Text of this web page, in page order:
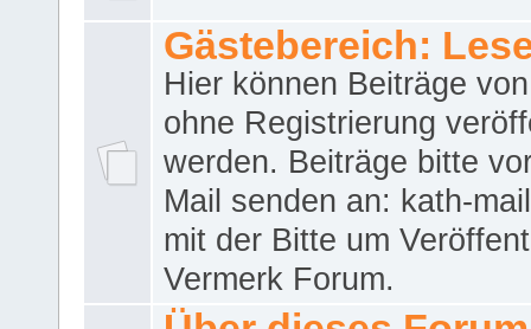
Gästebereich:
Hier können Beiträge
ohne Registrierung
werden. Beiträge bitte
Mail senden an: kath-
mit der Bitte um
Vermerk Forum.